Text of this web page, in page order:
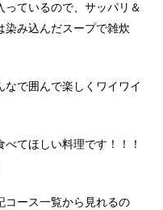
ているので、サッパリ＆
染み込んだスープで雑炊
で囲んで楽しくワイワイ
てほしい料理です！！！
コース一覧から見れるの